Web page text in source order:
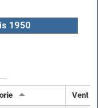
1950
Vent (